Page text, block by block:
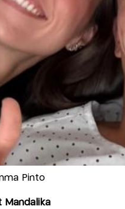
Pinto
Mandalika